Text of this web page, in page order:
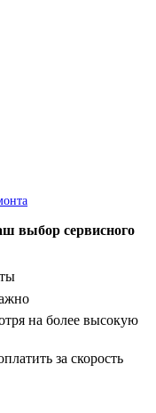
выбор сервисного
на более высокую
за скорость